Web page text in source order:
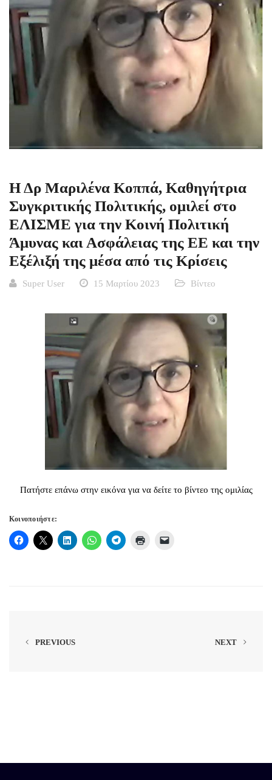
Η Δρ Μαριλένα Κοππά, Καθηγήτρια
Συγκριτικής Πολιτικής, ομιλεί στο
ΕΛΙΣΜΕ για την Κοινή Πολιτική
Άμυνας και Ασφάλειας της ΕΕ και την
Εξέλιξή της μέσα από τις Κρίσεις
Super User 15 Μαρτίου 2023 Βίντεο
Πατήστε επάνω στην εικόνα για να δείτε το βίντεο της ομιλίας
Κοινοποιήστε:
PREVIOUS NEXT